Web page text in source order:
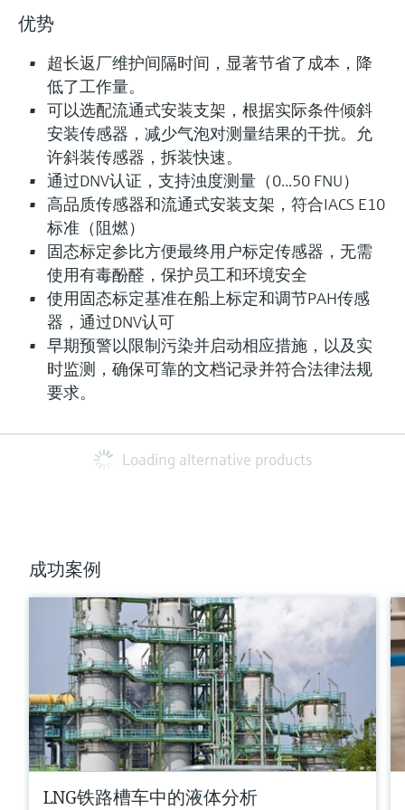
优势
超长返厂维护间隔时间，显著节省了成本，降
低了工作量。
可以选配流通式安装支架，根据实际条件倾斜
安装传感器，减少气泡对测量结果的干扰。允
许斜装传感器，拆装快速。
通过DNV认证，支持浊度测量（0...50 FNU）
高品质传感器和流通式安装支架，符合IACS E10
标准（阻燃）
固态标定参比方便最终用户标定传感器，无需
使用有毒酚醛，保护员工和环境安全
使用固态标定基准在船上标定和调节PAH传感
器，通过DNV认可
早期预警以限制污染并启动相应措施，以及实
时监测，确保可靠的文档记录并符合法律法规
要求。
Loading alternative products
成功案例
LNG铁路槽车中的液体分析